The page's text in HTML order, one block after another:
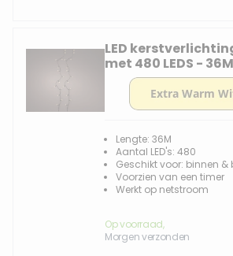
LED
met 480 LEDS -
2700k
Lengte: 36M
Aantal LED's: 480
Geschikt voor: binnen &
Voorzien van een timer
Werkt op netstroom
Op voorraad,
Morgen verzonden